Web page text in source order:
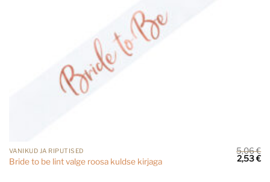
VANIKUD JA RIPUTISED
Bride to be lint valge roosa kuldse kirjaga
5,06€
Algne
hind
2,53€